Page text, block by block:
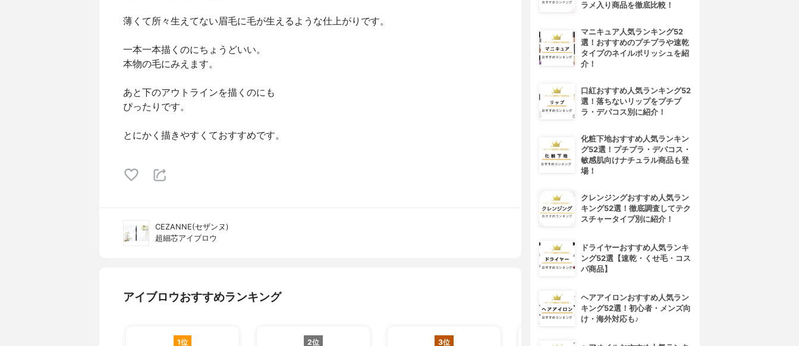
薄くて所々生えてない眉毛に毛が生えるような仕上がりです。
一本一本描くのにちょうどいい。
本物の毛にみえます。
あと下のアウトラインを描くのにも
ぴったりです。
とにかく描きやすくておすすめです。
CEZANNE(セザンヌ)
超細芯アイブロウ
アイブロウおすすめランキング
1位 2位 3位 4位
ラメ入り商品を徹底比較！
マニキュア人気ランキング52
選！おすすめのプチプラや速乾
タイプのネイルポリッシュを紹
介！
口紅おすすめ人気ランキング52
選！落ちないリップをプチプ
ラ・デパコス別に紹介！
化粧下地おすすめ人気ランキン
グ52選！プチプラ・デパコス・
敏感肌向けナチュラル商品も登
場！
クレンジングおすすめ人気ラン
キング52選！徹底調査してテク
スチャータイプ別に紹介！
ドライヤーおすすめ人気ランキ
ング52選【速乾・くせ毛・コス
パ商品】
ヘアアイロンおすすめ人気ラン
キング52選！初心者・メンズ向
け・海外対応も♪